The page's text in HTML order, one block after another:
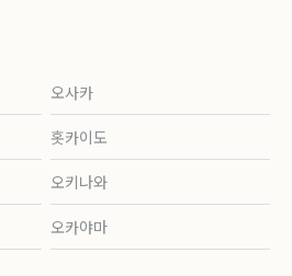
오사카
홋카이도
오키나와
오카야마